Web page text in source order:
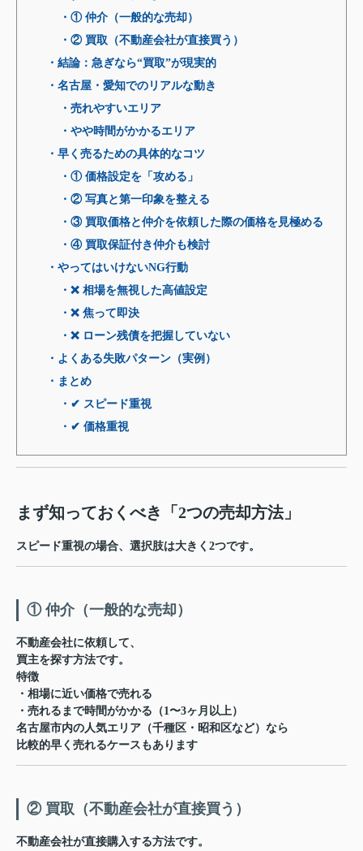
・① 仲介（一般的な売却）
・② 買取（不動産会社が直接買う）
・結論：急ぎなら“買取”が現実的
・名古屋・愛知でのリアルな動き
・売れやすいエリア
・やや時間がかかるエリア
・早く売るための具体的なコツ
・① 価格設定を「攻める」
・② 写真と第一印象を整える
・③ 買取価格と仲介を依頼した際の価格を見極める
・④ 買取保証付き仲介も検討
・やってはいけないNG行動
・❌ 相場を無視した高値設定
・❌ 焦って即決
・❌ ローン残債を把握していない
・よくある失敗パターン（実例）
・まとめ
・✔ スピード重視
・✔ 価格重視
まず知っておくべき「2つの売却方法」
スピード重視の場合、選択肢は大きく2つです。
① 仲介（一般的な売却）
不動産会社に依頼して、
買主を探す方法です。
特徴
・相場に近い価格で売れる
・売れるまで時間がかかる（1〜3ヶ月以上）
名古屋市内の人気エリア（千種区・昭和区など）なら
比較的早く売れるケースもあります
② 買取（不動産会社が直接買う）
不動産会社が直接購入する方法です。